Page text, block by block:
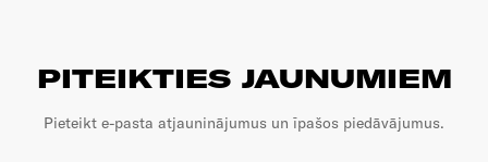
PITEIKTIES JAUNUMIEM
Pieteikt e-pasta atjauninājumus un īpašos piedāvājumus.